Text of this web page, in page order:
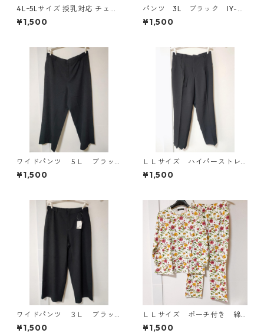
4Lｰ5Lサイズ 授乳対応 チェッ
ク柄 半袖ルームウェア マタニ
ティ ブルー系/グレー ◆KIY-1
¥1,500
パンツ 3L ブラック IY-45
25
¥1,500
ワイドパンツ ５Ｌ ブラッ
ク KAE-4725
¥1,500
ＬＬサイズ ハイパーストレ
ッチ センタープレスパン
ツ ブラック KAE-4704
¥1,500
ワイドパンツ ３Ｌ ブラッ
ク KAE-4697
¥1,500
ＬＬサイズ ポーチ付き 綿
１００％ 花柄 トラベルパ
¥1,500